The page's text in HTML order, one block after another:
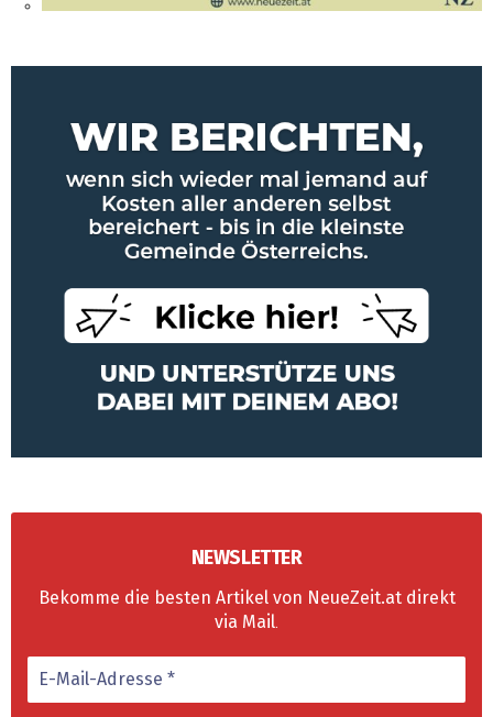
NEWSLETTER
Bekomme die besten Artikel von NeueZeit.at direkt
via Mail.